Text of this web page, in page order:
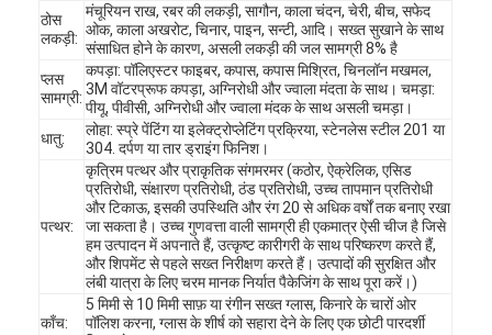
ठोस
लकड़ी:
मंचूरियन राख, रबर की लकड़ी, सागौन, काला चंदन, चेरी, बीच, सफेद
ओक, काला अखरोट, चिनार, पाइन, सन्टी, आदि। सख्त सुखाने के साथ
संसाधित होने के कारण, असली लकड़ी की जल सामग्री 8% है
प्लस
सामग्री:
कपड़ा: पॉलिएस्टर फाइबर, कपास, कपास मिश्रित, चिनलॉन मखमल,
3M वॉटरप्रूफ कपड़ा, अग्निरोधी और ज्वाला मंदता के साथ। चमड़ा:
पीयू, पीवीसी, अग्निरोधी और ज्वाला मंदक के साथ असली चमड़ा।
धातु:
लोहा: स्प्रे पेंटिंग या इलेक्ट्रोप्लेटिंग प्रक्रिया, स्टेनलेस स्टील 201 या
304. दर्पण या तार ड्राइंग फिनिश।
पत्थर:
कृत्रिम पत्थर और प्राकृतिक संगमरमर (कठोर, ऐक्रेलिक, एसिड
प्रतिरोधी, संक्षारण प्रतिरोधी, ठंड प्रतिरोधी, उच्च तापमान प्रतिरोधी
और टिकाऊ, इसकी उपस्थिति और रंग 20 से अधिक वर्षों तक बनाए रखा
जा सकता है। उच्च गुणवत्ता वाली सामग्री ही एकमात्र ऐसी चीज है जिसे
हम उत्पादन में अपनाते हैं, उत्कृष्ट कारीगरी के साथ परिष्करण करते हैं,
और शिपमेंट से पहले सख्त निरीक्षण करते हैं। उत्पादों की सुरक्षित और
लंबी यात्रा के लिए चरम मानक निर्यात पैकेजिंग के साथ पूरा करें।)
काँच:
5 मिमी से 10 मिमी साफ़ या रंगीन सख्त ग्लास, किनारे के चारों ओर
पॉलिश करना, ग्लास के शीर्ष को सहारा देने के लिए एक छोटी पारदर्शी